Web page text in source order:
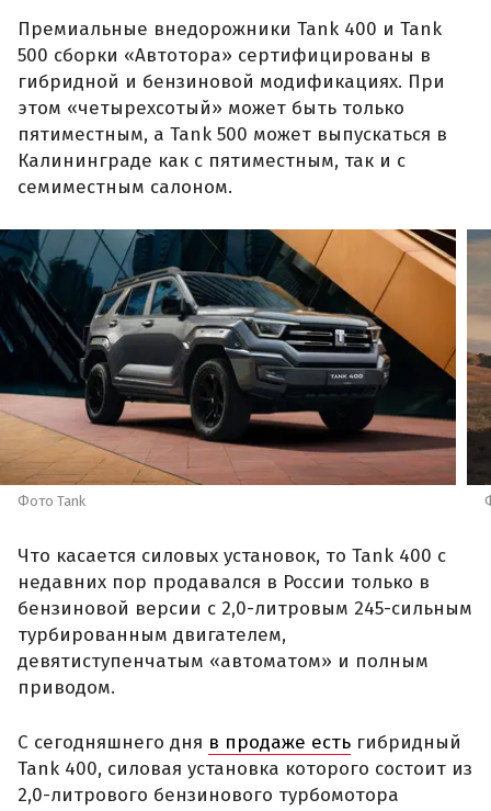
Премиальные внедорожники Tank 400 и Tank
500 сборки «Автотора» сертифицированы в
гибридной и бензиновой модификациях. При
этом «четырехсотый» может быть только
пятиместным, а Tank 500 может выпускаться в
Калининграде как с пятиместным, так и с
семиместным салоном.
Фото Tank
Что касается силовых установок, то Tank 400 с
недавних пор продавался в России только в
бензиновой версии с 2,0-литровым 245-сильным
турбированным двигателем,
девятиступенчатым «автоматом» и полным
приводом.
С сегодняшнего дня в продаже есть гибридный
Tank 400, силовая установка которого состоит из
2,0-литрового бензинового турбомотора